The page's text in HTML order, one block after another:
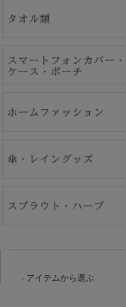
アイテムから選ぶ